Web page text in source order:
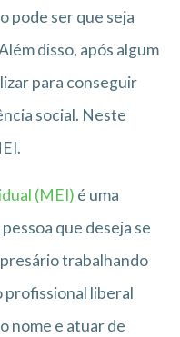
pode ser que seja
disso, após algum
para conseguir
social. Neste
(MEI) é uma
que deseja se
trabalhando
profissional liberal
nome e atuar de